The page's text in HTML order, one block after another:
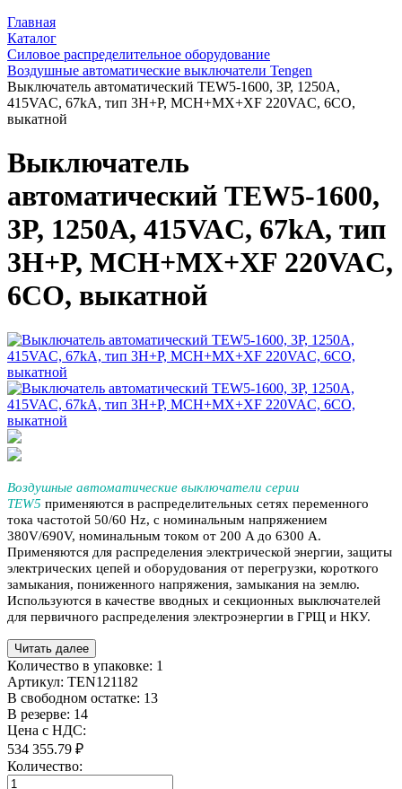
Главная
Каталог
Силовое распределительное оборудование
Воздушные автоматические выключатели Tengen
Выключатель автоматический TEW5-1600, 3P, 1250A,
415VAC, 67kA, тип 3H+P, MCH+MX+XF 220VAC, 6CO,
выкатной
Выключатель
автоматический TEW5-1600,
3P, 1250A, 415VAC, 67kA, тип
3H+P, MCH+MX+XF 220VAC,
6CO, выкатной
Воздушные автоматические выключатели серии
TEW5 применяются в распределительных сетях переменного
тока частотой 50/60 Hz, с номинальным напряжением
380V/690V, номинальным током от 200 A до 6300 A.
Применяются для распределения электрической энергии, защиты
электрических цепей и оборудования от перегрузки, короткого
замыкания, пониженного напряжения, замыкания на землю.
Используются в качестве вводных и секционных выключателей
для первичного распределения электроэнергии в ГРЩ и НКУ.
Читать далее
Количество в упаковке: 1
Артикул: TEN121182
В свободном остатке: 13
В резерве: 14
Цена с НДС:
534 355.79 ₽
Количество: